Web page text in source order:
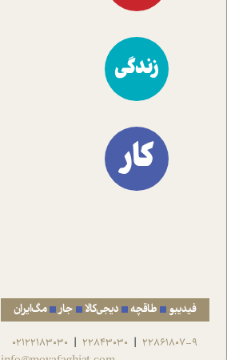
زندگی
کار
فیدیبو طاقچه دیجی‌کالا جار مگ‌ایران
22861807-9
|
22843030
|
02122183030